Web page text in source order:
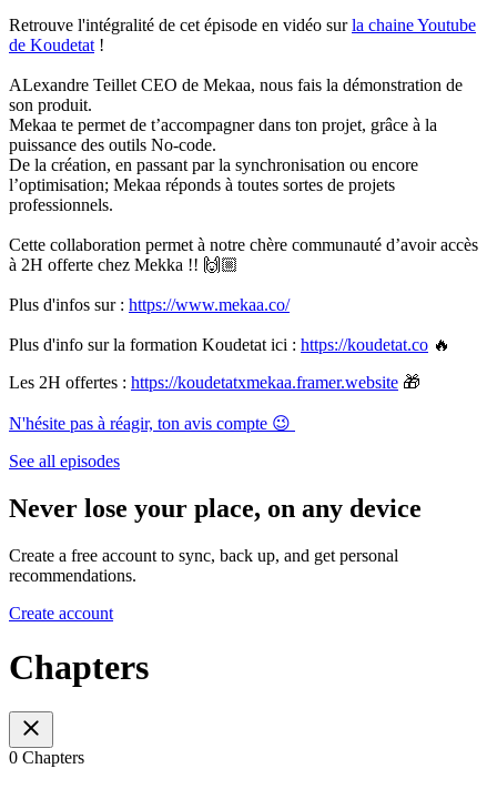
Retrouve l'intégralité de cet épisode en vidéo surla chaine Youtube
de Koudetat !
ALexandre Teillet CEO de Mekaa, nous fais la démonstration de
son produit.
Mekaa te permet de t’accompagner dans ton projet, grâce à la
puissance des outils No-code.
De la création, en passant par la synchronisation ou encore
l’optimisation; Mekaa réponds à toutes sortes de projets
professionnels.
Cette collaboration permet à notre chère communauté d’avoir accès
à 2H offerte chez Mekka !! 🙌🏼
Plus d'infos sur : https://www.mekaa.co/
Plus d'info sur la formation Koudetat ici : https://koudetat.co 🔥
Les 2H offertes : https://koudetatxmekaa.framer.website 🎁
N'hésite pas à réagir, ton avis compte 😉
See all episodes
Never lose your place, on any device
Create a free account to sync, back up, and get personal
recommendations.
Create account
Chapters
0 Chapters